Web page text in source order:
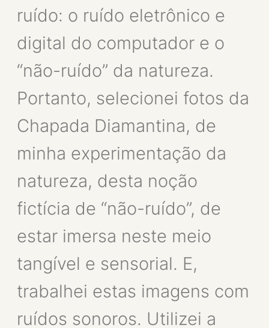
ruído: o ruído eletrônico e
digital do computador e o
“não-ruído” da natureza.
Portanto, selecionei fotos da
Chapada Diamantina, de
minha experimentação da
natureza, desta noção
fictícia de “não-ruído”, de
estar imersa neste meio
tangível e sensorial. E,
trabalhei estas imagens com
ruídos sonoros. Utilizei a